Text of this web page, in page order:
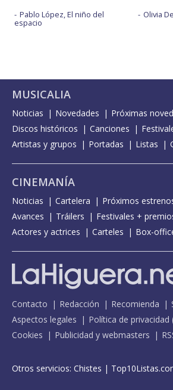
Pablo López, El niño del
espacio
Olivia
MUSICALIA
Noticias Novedades
Próximas
Discos históricos
Canciones
Artistas y grupos
Portadas Listas
CINEMANÍA
Noticias Cartelera Próximos
Avances
Tráilers
Festivales +
Actores y actrices
Carteles Box-
Contacto Redacción Recomienda
Aspectos legales
Política de privacidad
Cookies
Publicidad y webmasters
Otros servicios: Chistes |